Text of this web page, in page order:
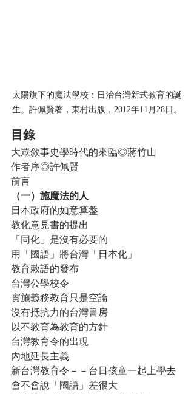
太陽旗下的魔法學校：日治台灣新式教育的誕
生。許佩賢著，東村出版，2012年11月28日。
目錄
大眾敘事史學時代的來臨◎蔣竹山
作者序◎許佩賢
前言
（一）施魔法的人
日本政府的如意算盤
教化意見書的提出
「同化」是沒有必要的
用「國語」將台灣「日本化」
教育敕語的發布
台灣公學校令
實施義務教育只是空論
沒有抵抗力的台灣書房
以不教育為教育的方針
台灣教育令的出現
內地延長主義
新台灣教育令－－台日孩童一起上學去
會不會說「國語」差很大